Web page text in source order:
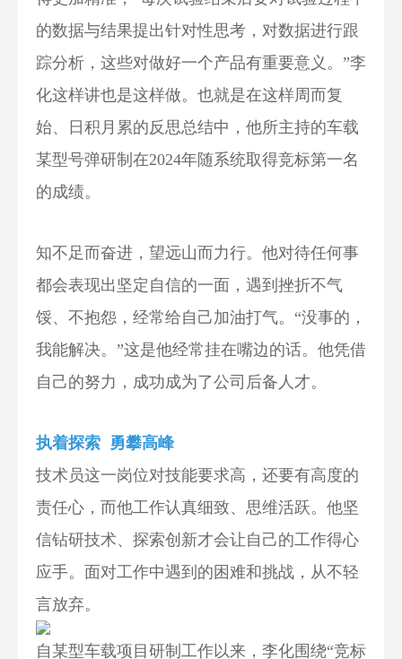
的数据与结果提出针对性思考，对数据进行跟
踪分析，这些对做好一个产品有重要意义。”李
化这样讲也是这样做。也就是在这样周而复
始、日积月累的反思总结中，他所主持的车载
某型号弹研制在2024年随系统取得竞标第一名
的成绩。
知不足而奋进，望远山而力行。他对待任何事
都会表现出坚定自信的一面，遇到挫折不气
馁、不抱怨，经常给自己加油打气。“没事的，
我能解决。”这是他经常挂在嘴边的话。他凭借
自己的努力，成功成为了公司后备人才。
执着探索 勇攀高峰
技术员这一岗位对技能要求高，还要有高度的
责任心，而他工作认真细致、思维活跃。他坚
信钻研技术、探索创新才会让自己的工作得心
应手。面对工作中遇到的困难和挑战，从不轻
言放弃。
自某型车载项目研制工作以来，李化围绕“竞标